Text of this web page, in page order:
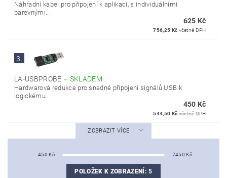
Náhradní kabel pro připojení k aplikaci, s individuálními
barevnými...
625 Kč
756,25 Kč včetně DPH
3.
LA-USBPROBE – SKLADEM
Hardwarová redukce pro snadné připojení signálů USB k
logickému...
450 Kč
544,50 Kč včetně DPH
ZOBRAZIT VÍCE
450 Kč 7450 Kč
POLOŽEK K ZOBRAZENÍ:5